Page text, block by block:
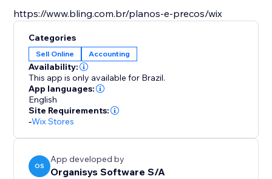
https://www.bling.com.br/planos-e-precos/wix
Categories
Sell Online Accounting
Availability:
This app is only available for Brazil.
App languages:
English
Site Requirements:
-Wix Stores
OS
App developed by
Organisys Software S/A